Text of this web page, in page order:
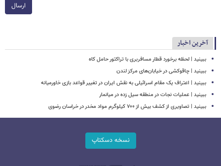
ارسال
آخرین اخبار
ببینید | لحظه برخورد قطار مسافربری با تراکتور حامل کاه
ببینید | چاقوکشی در خیابان‌های مرکز لندن
ببینید | اعتراف یک مقام اسرائیلی به نقش ایران در تغییر قواعد بازی خاورمیانه
ببینید | عملیات نجات در منطقه سیل زده در میانمار
ببینید | تصاویری از کشف بیش از ۷۰۰ کیلوگرم مواد مخدر در خراسان رضوی
نسخه دسکتاپ